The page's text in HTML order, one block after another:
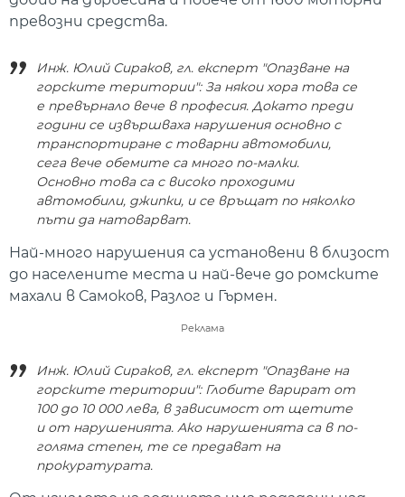
превозни средства.
Инж. Юлий Сираков, гл. eксперт "Опазване на
горските територии": За някои хора това се
е превърнало вече в професия. Докато преди
години се извършваха нарушения основно с
транспортиране с товарни автомобили,
сега вече обемите са много по-малки.
Основно това са с високо проходими
автомобили, джипки, и се връщат по няколко
пъти да натоварват.
Най-много нарушения са установени в близост
до населените места и най-вече до ромските
махали в Самоков, Разлог и Гърмен.
Реклама
Инж. Юлий Сираков, гл. eксперт "Опазване на
горските територии": Глобите варират от
100 до 10 000 лева, в зависимост от щетите
и от нарушенията. Ако нарушенията са в по-
голяма степен, те се предават на
прокуратурата.